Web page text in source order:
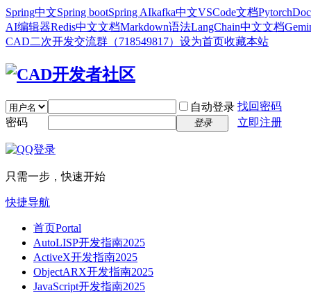
Spring中文Spring bootSpring AIkafka中文VSCode文档Pytorch
AI编辑器Redis中文文档Markdown语法LangChain中文文档
CAD二次开发交流群（718549817） 设为首页收藏本站
自动登录 找回密码
密码
登录 立即注册
只需一步，快速开始
快捷导航
首页Portal
AutoLISP开发指南2025
ActiveX开发指南2025
ObjectARX开发指南2025
JavaScript开发指南2025